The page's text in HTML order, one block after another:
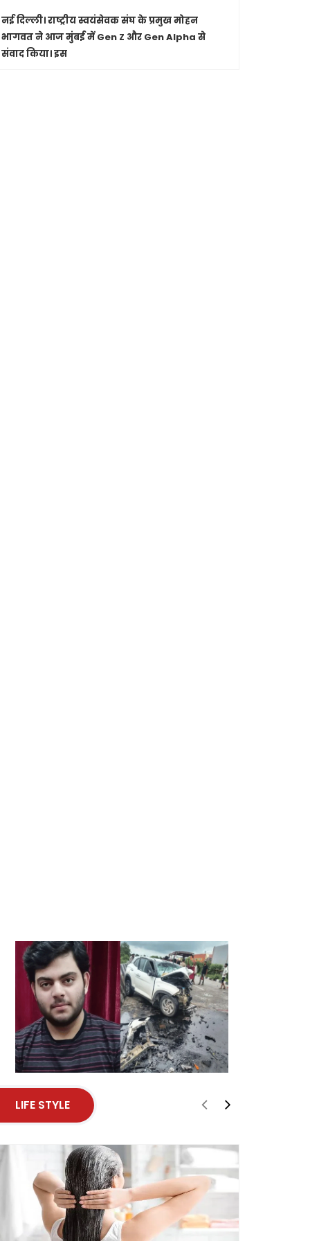
नई दिल्ली।राष्ट्रीय स्वयंसेवक संघ के प्रमुख मोहन
भागवत ने आज मुंबई में Gen Z और Gen Alpha से
संवाद किया। इस
LIFE STYLE